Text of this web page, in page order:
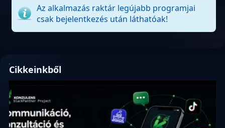
Az alkalmazás raktár legújabb programjai
csak bejelentkezés után láthatóak!
Cikkeinkből